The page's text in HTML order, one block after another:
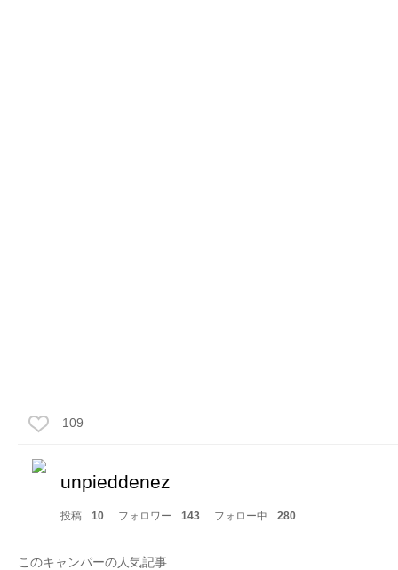
109
unpieddenez
投稿 10 フォロワー 143 フォロー中 280
このキャンパーの人気記事